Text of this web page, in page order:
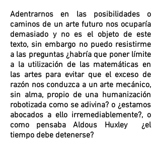
Adentrarnos en las posibilidades o
caminos de un arte futuro nos ocuparía
demasiado y no es el objeto de este
texto, sin embargo no puedo resistirme
a las preguntas ¿habría que poner límite
a la utilización de las matemáticas en
las artes para evitar que el exceso de
razón nos conduzca a un arte mecánico,
sin alma, propio de una humanización
robotizada como se adivina? o ¿estamos
abocados a ello irremediablemente?, o
como pensaba Aldous Huxley ¿el
tiempo debe detenerse?